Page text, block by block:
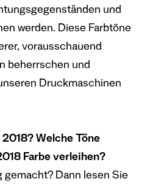
und
werden. Diese Farbtöne
vorausschauend
beherrschen und
Druckmaschinen
Welche Töne
Farbe verleihen?
gemacht? Dann lesen Sie